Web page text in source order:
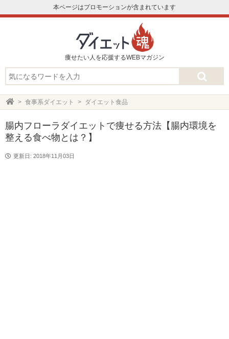
本ページはプロモーションが含まれています
痩せたい人を応援するWEBマガジン
食事系ダイエット ダイエット食品
腸内フローラダイエットで痩せる方法【腸内環境を
整える食べ物とは？】
更新日: 2018年11月03日